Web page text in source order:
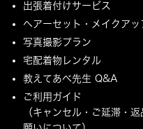
出張着付けサービス
ヘアーセット・メイクアッ
写真撮影プラン
宅配着物レンタル
教えてあべ先生 Q&A
ご利用ガイド
（キャンセル・ご延滞・